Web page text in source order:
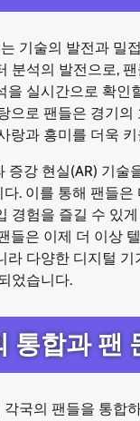
기술의 발전과 밀
분석의 발전으로,
을 실시간으로 확인
으로 팬들은 경기의
랑과 흥미를 더욱
증강 현실(AR) 기술
. 이를 통해 팬들은
경험을 즐길 수 있
들은 이제 더 이상
라 다양한 디지털 기
었습니다.
통합과 팬
국의 팬들을 통합